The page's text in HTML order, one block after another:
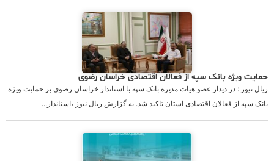
حمایت ویژه بانک سپه از فعالان اقتصادی خراسان رضوی
ریال نیوز : در دیدار عضو هیات مدیره بانک سپه با استاندار خراسان رضوی بر حمایت ویژه
بانک سپه از فعالان اقتصادی استان تاکید شد. به گزارش ریال نیوز ،استاندار...